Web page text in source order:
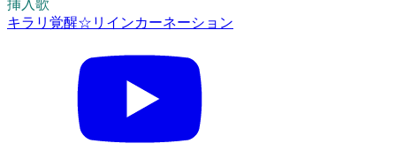
挿入歌
キラリ覚醒☆リインカーネーション